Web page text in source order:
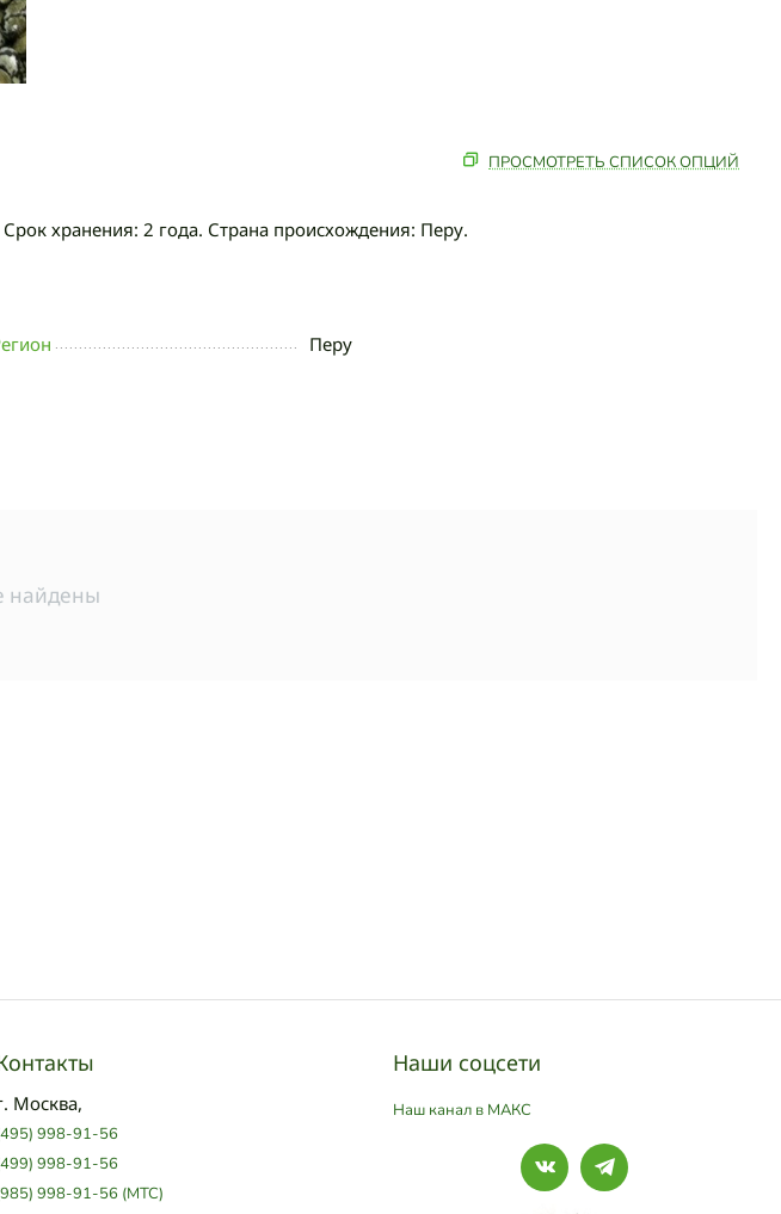
ПРОСМОТРЕТЬ СПИСОК ОПЦИЙ
хранения: 2 года. Страна происхождения: Перу.
Перу
найдены
Москва,
998-91-56
998-91-56
998-91-56 (МТС)
Наши соцсети
Наш канал в МАКС